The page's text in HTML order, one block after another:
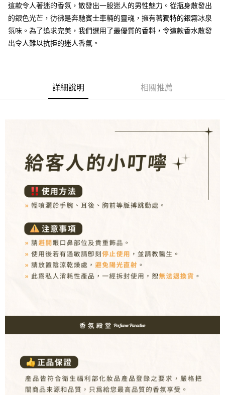
便利好安心！
１．簡單：不需註冊會員、不需綁卡、不需儲值。
２．便利：只要手機號碼，簡訊認證，即可結帳。
３．安心：先確認商品／服務後，再付款。
３．收到繳費通知簡訊後14天內，點擊此簡訊中的連結，可透過四大超商／
※ 交易是否成功請以「AFTEE先享後付 」之結帳頁面顯示為準，若有關於
【注意事項】
易，需依本服務之必要範圍內提供個人資料，並將交易相關給付款項請求債
權轉讓予恩沛科技股份有限公司。
２．關於個人資料處理事宜，請瀏覽以下網址：
３．未成年的使用者請事先徵得法定代理人或監護人之同意方可使用
「AFTEE先享後付」，若未經同意申辦者引起之損失，本公司不負相關責
４．使用「AFTEE先享後付」時，將依據個別帳號之用戶狀況，依本公司即
時審查核予不同之上限額度；若仍有額度不足之情形，本公司將視審查結果
請求用戶進行身份認證。
５．嚴禁一人註冊多個帳號或使用他人資訊註冊。若發現惡意使用之情形，
運送方式
全家取貨付款
每筆NT$80，滿NT$1,000(含以上)免運費
這款令人著迷的香氛，散發出一股迷人的男性魅力。從瓶身散發出
的銀色光芒，彷彿是奔馳賓士車輛的靈魂，擁有著獨特的銀霧冰泉
氛味。為了追求完美，我們選用了最優質的香料，令這款香水散發
出令人難以抗拒的迷人香氣。
詳細說明 相關推薦